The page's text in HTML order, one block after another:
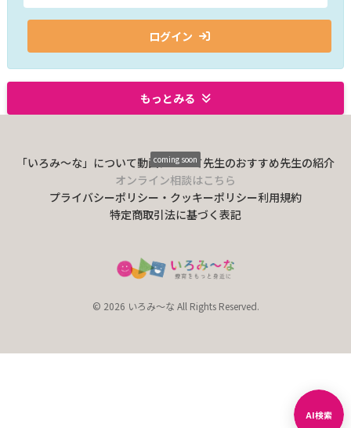
ログイン
もっとみる
「いろみ〜な」について動画について先生のおすすめ先生の紹介
オンライン相談はこちら
coming soon
プライバシーポリシー・クッキーポリシー利用規約
特定商取引法に基づく表記
© 2026 いろみ～な All Rights Reserved.
AI検索